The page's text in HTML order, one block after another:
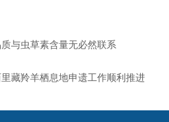
与虫草素含量无必然联系
藏羚羊栖息地申遗工作顺利推进